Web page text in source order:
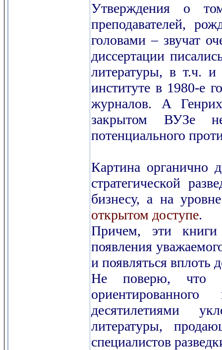
Утверждения о
преподавателей,
головами – звучат
диссертации
литературы, в т.ч.
институте в 1980-е
журналов. А
закрытом ВУЗе
потенциального
Картина органично
стратегической
бизнесу, а на
открытом доступе.
Причем, эти книги
появления
и появляться вплоть
Не поверю, что
десятилетиями
литературы,
специалистов